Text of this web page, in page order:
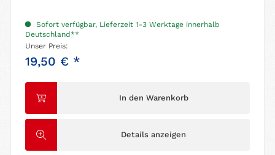
Sofort verfügbar, Lieferzeit 1-3 Werktage innerhalb
Deutschland**
Unser Preis:
19,50 € *
In den Warenkorb
Details anzeigen